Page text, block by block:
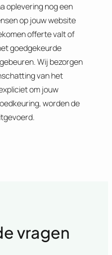
oplevering nog een
op jouw website
offerte valt of
goedgekeurde
Wij bezorgen
van het
om jouw
worden de
vragen